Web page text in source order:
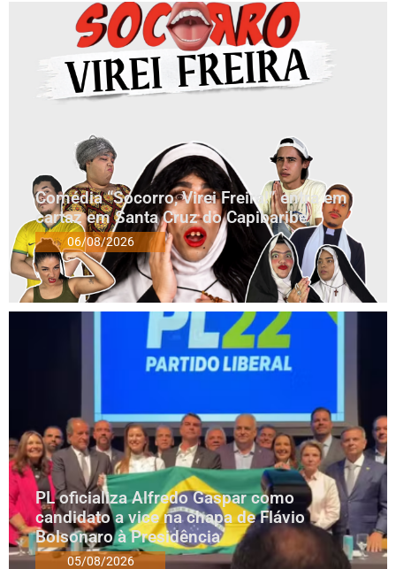
Comédia “Socorro, Virei Freira!” entra em
cartaz em Santa Cruz do Capibaribe
06/08/2026
PL oficializa Alfredo Gaspar como
candidato a vice na chapa de Flávio
Bolsonaro à Presidência
05/08/2026